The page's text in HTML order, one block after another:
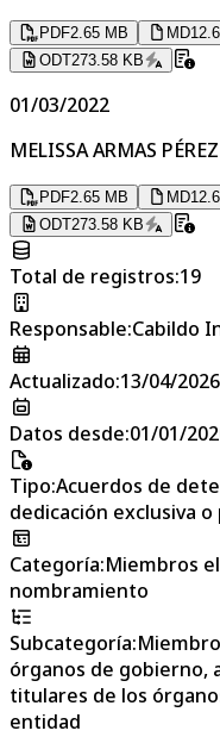
PDF2.65 MB MD
ODT273.58 KB
01/03/2022
MELISSA ARMAS PÉREZ
PDF2.65 MB MD
ODT273.58 KB
Total de registros:19
Responsable:Cabildo
Actualizado:13/04/2026
Datos desde:01/01/
Tipo:Acuerdos de
dedicación exclusiva
Categoría:Miembros
nombramiento
Subcategoría:
órganos de gobierno,
titulares de los
entidad